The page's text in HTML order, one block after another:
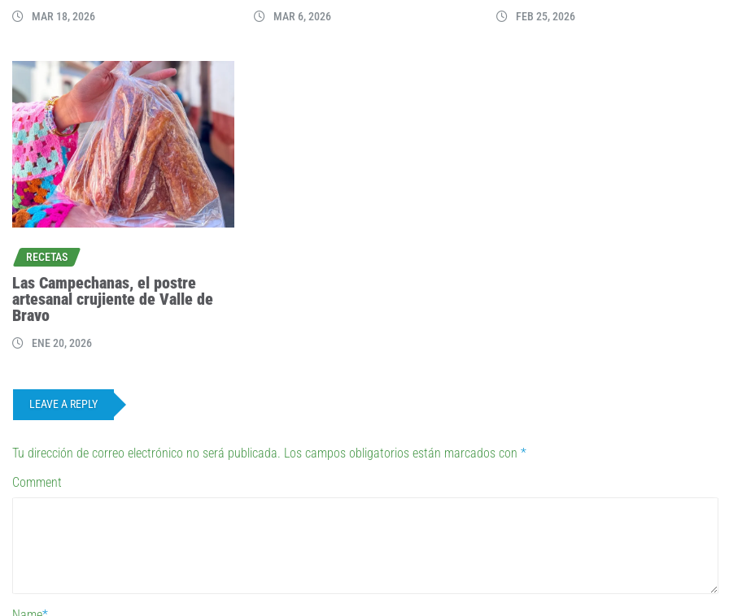
MAR 18, 2026 MAR 6, 2026 FEB 25, 2026
RECETAS
Las Campechanas, el postre
artesanal crujiente de Valle de
Bravo
ENE 20, 2026
LEAVE A REPLY
Tu dirección de correo electrónico no será publicada. Los campos obligatorios están marcados con *
Comment